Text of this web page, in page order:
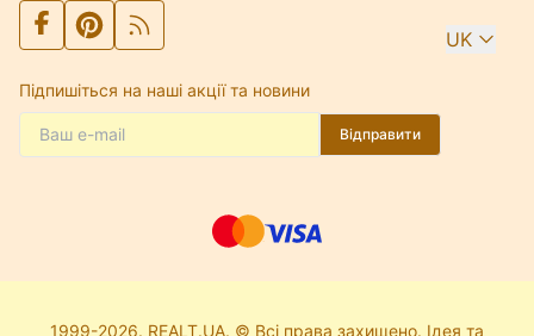
UK
Підпишіться на наші акції та новини
Відправити
1999-2026. REALT.UA. © Всі права захищено. Ідея та